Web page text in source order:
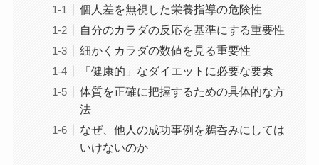
個人差を無視した栄養指導の危険性
自分のカラダの反応を基準にする重要性
細かくカラダの数値を見る重要性
「健康的」なダイエットに必要な要素
体質を正確に把握するための具体的な方
法
なぜ、他人の成功事例を鵜呑みにしては
いけないのか